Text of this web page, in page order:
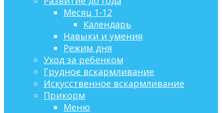
Месяц 1-12
Календарь
Навыки и умения
Режим дня
Уход за ребенком
Грудное вскармливание
Искусственное вскармливание
Прикорм
Меню